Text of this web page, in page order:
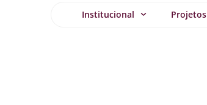
Institucional Projetos